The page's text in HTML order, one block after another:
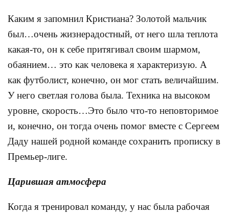
Каким я запомнил Кристиана? Золотой мальчик
был…очень жизнерадостный, от него шла теплота
какая-то, он к себе притягивал своим шармом,
обаянием… это как человека я характеризую. А
как футболист, конечно, он мог стать величайшим.
У него светлая голова была. Техника на высоком
уровне, скорость…Это было что-то неповторимое
и, конечно, он тогда очень помог вместе с Сергеем
Даду нашей родной команде сохранить прописку в
Премьер-лиге.
Царившая атмосфера
Когда я тренировал команду, у нас была рабочая